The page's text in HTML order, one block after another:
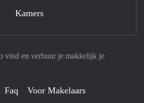
vind en verhuur je makkelijk je
Faq
Voor Makelaars
Kamers